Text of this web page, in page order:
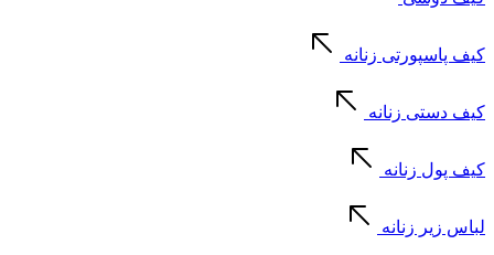
کیف پاسپورتی زنانه
کیف دستی زنانه
کیف پول زنانه
لباس زیر زنانه